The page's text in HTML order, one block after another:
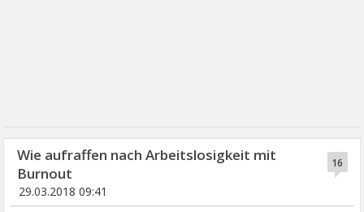
16
Wie aufraffen nach Arbeitslosigkeit mit
Burnout
29.03.2018 09:41